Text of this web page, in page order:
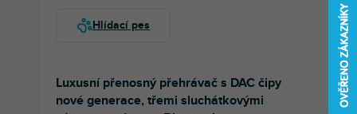
Luxusní přenosný přehrávač s DAC čipy
nové generace, třemi sluchátkovými